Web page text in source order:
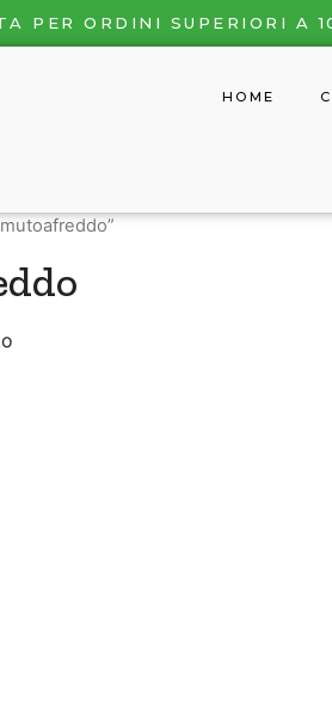
PER ORDINI SUPERIORI A
HOME